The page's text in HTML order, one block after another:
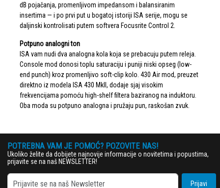
dB pojačanja, promenljivom impedansom i balansiranim
insertima — i po prvi put u bogatoj istoriji ISA serije, mogu se
daljinski kontrolisati putem softvera Focusrite Control 2.
Potpuno analogni ton
ISA vam nudi dva analogna kola koja se prebacuju putem releja.
Console mod donosi toplu saturaciju i puniji niski opseg (low-
end punch) kroz promenljivo soft-clip kolo. 430 Air mod, preuzet
direktno iz modela ISA 430 MkII, dodaje sjaj visokim
frekvencijama pomoću high-shelf filtera baziranog na induktoru.
Oba moda su potpuno analogna i pružaju pun, raskošan zvuk.
POTREBNA VAM JE POMOĆ? POZOVITE NAS!
Ukoliko želite da dobijete najnovije informacije o novitetima i popustima,
prijavite se na naš NEWSLETTER!
Prijavi